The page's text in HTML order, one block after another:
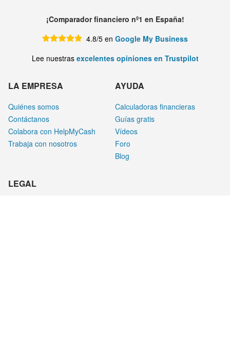
¡Comparador financiero nº1 en España!
4.8/5 en Google My Business
Lee nuestras excelentes opiniones en Trustpilot
LA EMPRESA
Quiénes somos
Contáctanos
Colabora con HelpMyCash
Trabaja con nosotros
AYUDA
Calculadoras financieras
Guías gratis
Vídeos
Foro
Blog
LEGAL